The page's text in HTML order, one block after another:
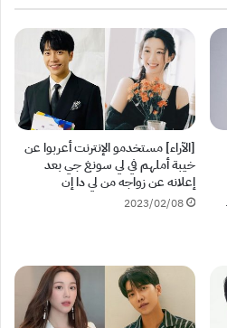
[الآراء] مستخدمو الإنترنت أعربوا عن
خيبة أملهم في لي سونغ جي بعد
إعلانه عن زواجه من لي دا إن
2023/02/08